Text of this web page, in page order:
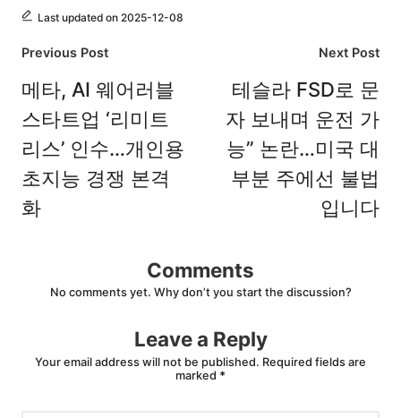
Last updated on 2025-12-08
Post
navigation
Previous Post
메타, AI 웨어러블
스타트업 ‘리미트
리스’ 인수…개인용
초지능 경쟁 본격
화
Next Post
테슬라 FSD로 문
자 보내며 운전 가
능” 논란…미국 대
부분 주에선 불법
입니다
Comments
No comments yet. Why don’t you start the discussion?
Leave a Reply
Your email address will not be published. Required fields are
marked *